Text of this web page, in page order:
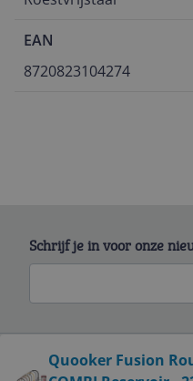
EAN
8720823104274
Quooker Fusion
Schrijf je in voor onze